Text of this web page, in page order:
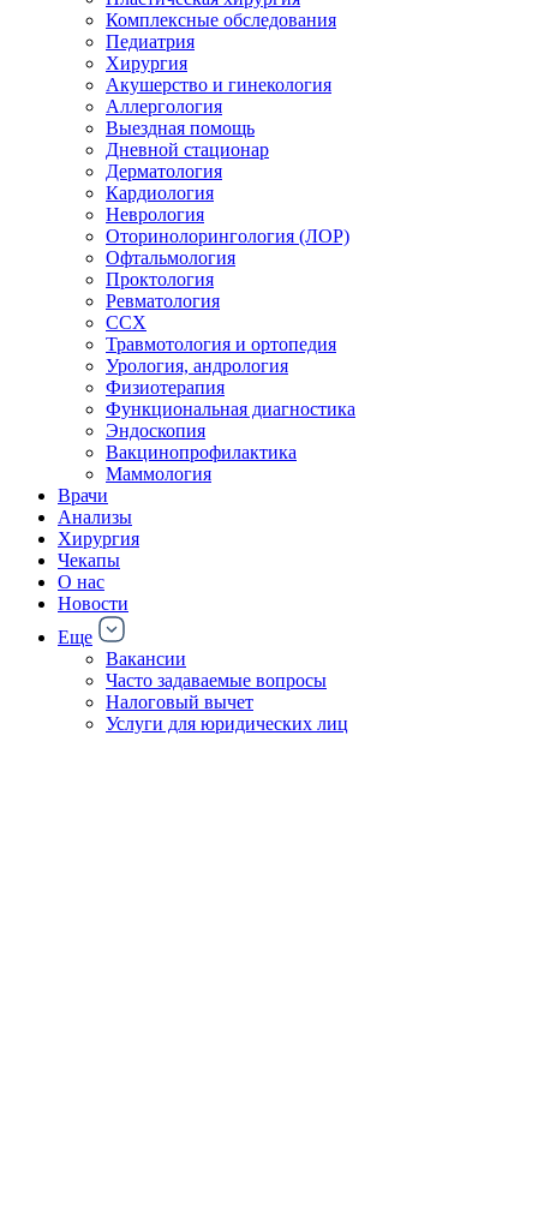
Комплексные обследования
Педиатрия
Хирургия
Акушерство и гинекология
Аллергология
Выездная помощь
Дневной стационар
Дерматология
Кардиология
Неврология
Оторинолорингология (ЛОР)
Офтальмология
Проктология
Ревматология
ССХ
Травмотология и ортопедия
Урология, андрология
Физиотерапия
Функциональная диагностика
Эндоскопия
Вакцинопрофилактика
Маммология
Врачи
Анализы
Хирургия
Чекапы
О нас
Новости
Еще
Вакансии
Часто задаваемые вопросы
Налоговый вычет
Услуги для юридических лиц